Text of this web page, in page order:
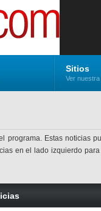
Sitios
Ver
programa. Estas
en el lado izquierdo